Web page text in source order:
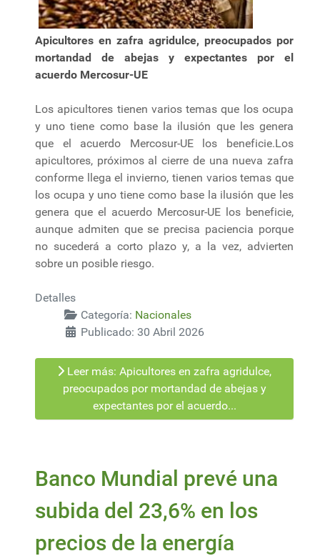
Apicultores en zafra agridulce, preocupados por
mortandad de abejas y expectantes por el
acuerdo Mercosur-UE
Los apicultores tienen varios temas que los ocupa
y uno tiene como base la ilusión que les genera
que el acuerdo Mercosur-UE los beneficie.Los
apicultores, próximos al cierre de una nueva zafra
conforme llega el invierno, tienen varios temas que
los ocupa y uno tiene como base la ilusión que les
genera que el acuerdo Mercosur-UE los beneficie,
aunque admiten que se precisa paciencia porque
no sucederá a corto plazo y, a la vez, advierten
sobre un posible riesgo.
Detalles
Categoría: Nacionales
Publicado: 30 Abril 2026
Leer más: Apicultores en zafra agridulce,
preocupados por mortandad de abejas y
expectantes por el acuerdo...
Banco Mundial prevé una
subida del 23,6% en los
precios de la energía